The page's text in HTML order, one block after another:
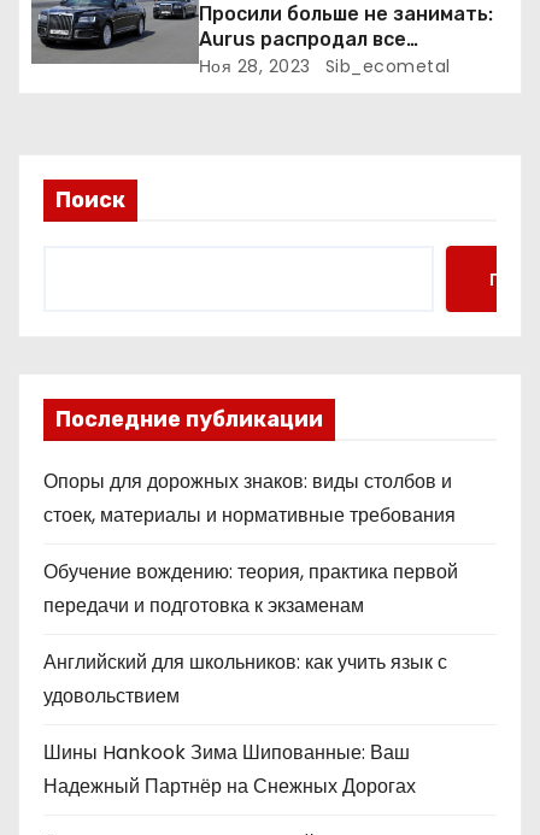
п
и
я
м
Просили больше не занимать:
Aurus распродал все
автомобили на два года
Ноя 28, 2023 Sib_ecometal
Поиск
Поиск
Последние публикации
Опоры для дорожных знаков: виды столбов и
стоек, материалы и нормативные требования
Обучение вождению: теория, практика первой
передачи и подготовка к экзаменам
Английский для школьников: как учить язык с
удовольствием
Шины Hankook Зима Шипованные: Ваш
Надежный Партнёр на Снежных Дорогах